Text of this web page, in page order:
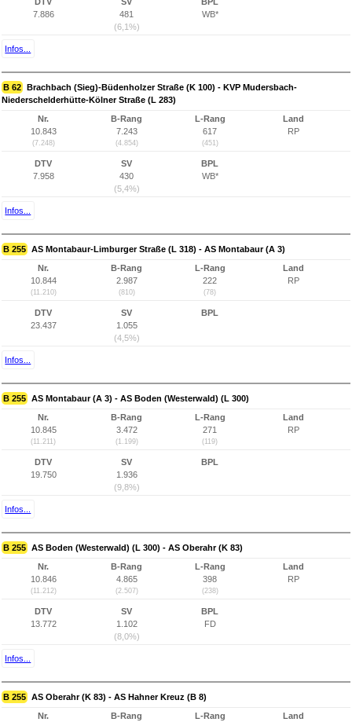
7.886
481
(6,1%)
WB*
Infos...
B 62 Brachbach (Sieg)-Büdenholzer Straße (K 100) - KVP Mudersbach-
Niederschelderhütte-Kölner Straße (L 283)
Nr.
10.843
(7.248)
B-Rang
7.243
(4.854)
L-Rang
617
(451)
Land
RP
DTV
7.958
SV
430
(5,4%)
BPL
WB*
Infos...
B 255 AS Montabaur-Limburger Straße (L 318) - AS Montabaur (A 3)
Nr.
10.844
(11.210)
B-Rang
2.987
(810)
L-Rang
222
(78)
Land
RP
DTV
23.437
SV
1.055
(4,5%)
BPL
Infos...
B 255 AS Montabaur (A 3) - AS Boden (Westerwald) (L 300)
Nr.
10.845
(11.211)
B-Rang
3.472
(1.199)
L-Rang
271
(119)
Land
RP
DTV
19.750
SV
1.936
(9,8%)
BPL
Infos...
B 255 AS Boden (Westerwald) (L 300) - AS Oberahr (K 83)
Nr.
10.846
(11.212)
B-Rang
4.865
(2.507)
L-Rang
398
(238)
Land
RP
DTV
13.772
SV
1.102
(8,0%)
BPL
FD
Infos...
B 255 AS Oberahr (K 83) - AS Hahner Kreuz (B 8)
Nr.
B-Rang
L-Rang
Land